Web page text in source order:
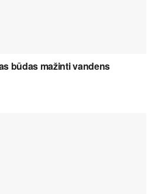
būdas mažinti vandens